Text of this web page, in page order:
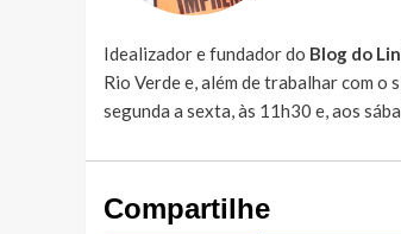
Idealizador e fundador do Blog do
Rio Verde e, além de trabalhar com
segunda a sexta, às 11h30 e, aos
Compartilhe